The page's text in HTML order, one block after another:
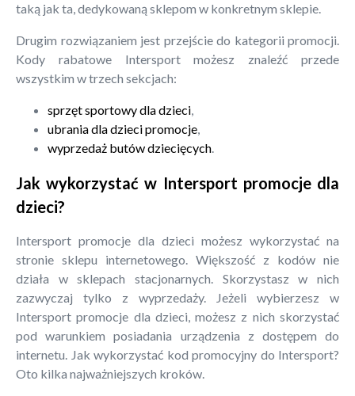
taką jak ta, dedykowaną sklepom w konkretnym sklepie.
Drugim rozwiązaniem jest przejście do kategorii promocji.
Kody rabatowe Intersport możesz znaleźć przede
wszystkim w trzech sekcjach:
sprzęt sportowy dla dzieci,
ubrania dla dzieci promocje,
wyprzedaż butów dziecięcych.
Jak wykorzystać w Intersport promocje dla
dzieci?
Intersport promocje dla dzieci możesz wykorzystać na
stronie sklepu internetowego. Większość z kodów nie
działa w sklepach stacjonarnych. Skorzystasz w nich
zazwyczaj tylko z wyprzedaży. Jeżeli wybierzesz w
Intersport promocje dla dzieci, możesz z nich skorzystać
pod warunkiem posiadania urządzenia z dostępem do
internetu. Jak wykorzystać kod promocyjny do Intersport?
Oto kilka najważniejszych kroków.